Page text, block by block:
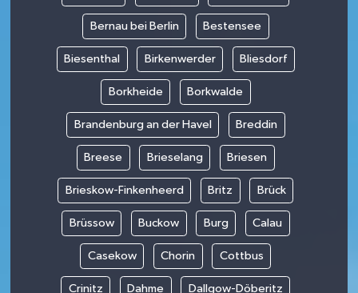
Bernau bei Berlin Bestensee
Biesenthal Birkenwerder Bliesdorf
Borkheide Borkwalde
Brandenburg an der Havel Breddin
Breese Brieselang Briesen
Brieskow-Finkenheerd Britz Brück
Brüssow Buckow Burg Calau
Casekow Chorin Cottbus
Crinitz Dahme Dallgow-Döberitz